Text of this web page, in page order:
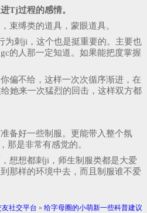
Tj过程的感情。
束缚类的道具，蒙眼道具。
为刺ji，这个也是挺重要的。主要也
的人那一定知道。如果能把度掌握
偏不给，这样一次次循序渐进，在
她来一次猛烈的回击，这样双方都
备好一些制服。更能带入整个氛
那是非常有感觉的。
想想都刺ji，师生制服类都是大爱
那样的环境中去，而且制服谁不爱
社交平台 » 给字母圈的小萌新一些科普建议